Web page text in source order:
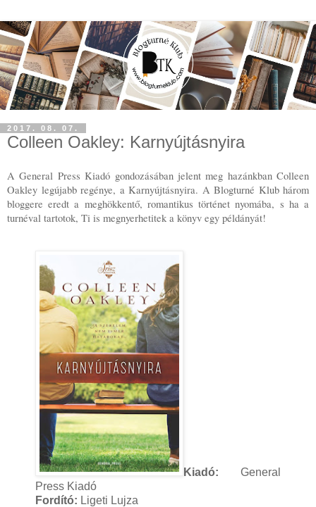
2017. 08. 07.
Colleen Oakley: Karnyújtásnyira
A General Press Kiadó gondozásában jelent meg hazánkban Colleen
Oakley legújabb regénye, a Karnyújtásnyira. A Blogturné Klub három
bloggere eredt a meghökkentő, romantikus történet nyomába, s ha a
turnéval tartotok, Ti is megnyerhetitek a könyv egy példányát!
Kiadó: General
Press Kiadó
Fordító: Ligeti Lujza